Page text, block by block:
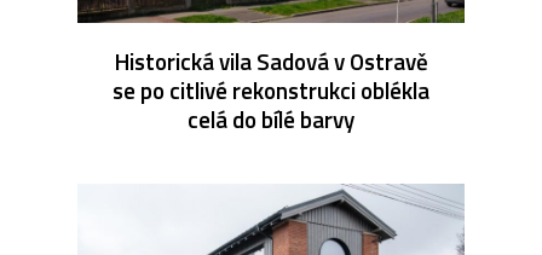
Historická vila Sadová v Ostravě
se po citlivé rekonstrukci oblékla
celá do bílé barvy